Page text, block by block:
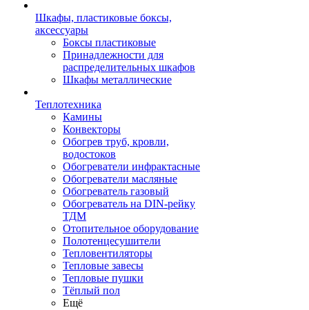
Шкафы, пластиковые боксы,
аксессуары
Боксы пластиковые
Принадлежности для
распределительных шкафов
Шкафы металлические
Теплотехника
Камины
Конвекторы
Обогрев труб, кровли,
водостоков
Обогреватели инфрактасные
Обогреватели масляные
Обогреватель газовый
Обогреватель на DIN-рейку
ТДМ
Отопительное оборудование
Полотенцесушители
Тепловентиляторы
Тепловые завесы
Тепловые пушки
Тёплый пол
Ещё